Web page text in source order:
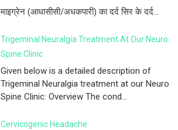
माइग्रेन (आधासीसी/अधकपारी) का दर्द सिर के दर्द...
Trigeminal Neuralgia Treatment At Our Neuro
Spine Clinic
Given below is a detailed description of
Trigeminal Neuralgia treatment at our Neuro
Spine Clinic: Overview The cond...
Cervicogenic Headache